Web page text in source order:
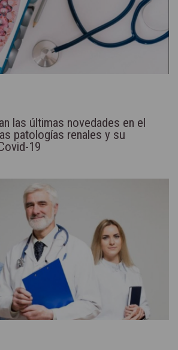
las últimas novedades en el
patologías renales y su
19